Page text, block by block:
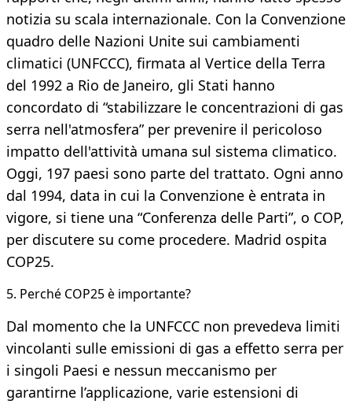
notizia su scala internazionale. Con la Convenzione
quadro delle Nazioni Unite sui cambiamenti
climatici (UNFCCC), firmata al Vertice della Terra
del 1992 a Rio de Janeiro, gli Stati hanno
concordato di “stabilizzare le concentrazioni di gas
serra nell'atmosfera” per prevenire il pericoloso
impatto dell'attività umana sul sistema climatico.
Oggi, 197 paesi sono parte del trattato. Ogni anno
dal 1994, data in cui la Convenzione è entrata in
vigore, si tiene una “Conferenza delle Parti”, o COP,
per discutere su come procedere. Madrid ospita
COP25.
5. Perché COP25 è importante?
Dal momento che la UNFCCC non prevedeva limiti
vincolanti sulle emissioni di gas a effetto serra per
i singoli Paesi e nessun meccanismo per
garantirne l’applicazione, varie estensioni di